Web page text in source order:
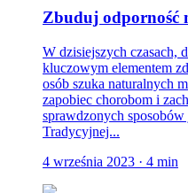
Zbuduj odporność
W dzisiejszych czasach,
kluczowym elementem
osób szuka naturalnych
zapobiec chorobom i
sprawdzonych
Tradycyjnej...
4 września 2023 · 4 min